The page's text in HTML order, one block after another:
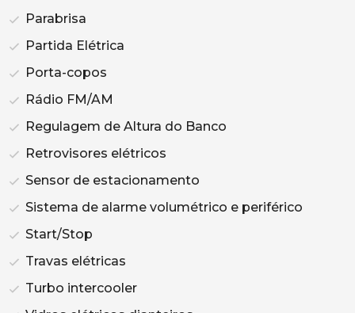
Parabrisa
Partida Elétrica
Porta-copos
Rádio FM/AM
Regulagem de Altura do Banco
Retrovisores elétricos
Sensor de estacionamento
Sistema de alarme volumétrico e periférico
Start/Stop
Travas elétricas
Turbo intercooler